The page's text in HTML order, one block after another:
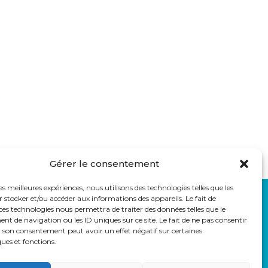
Gérer le consentement
meilleures expériences, nous utilisons des technologies telles que les
stocker et/ou accéder aux informations des appareils. Le fait de
technologies nous permettra de traiter des données telles que le
de navigation ou les ID uniques sur ce site. Le fait de ne pas consentir
son consentement peut avoir un effet négatif sur certaines
et fonctions.
LIENS UTILES
Eduka
Pronote
Webmail